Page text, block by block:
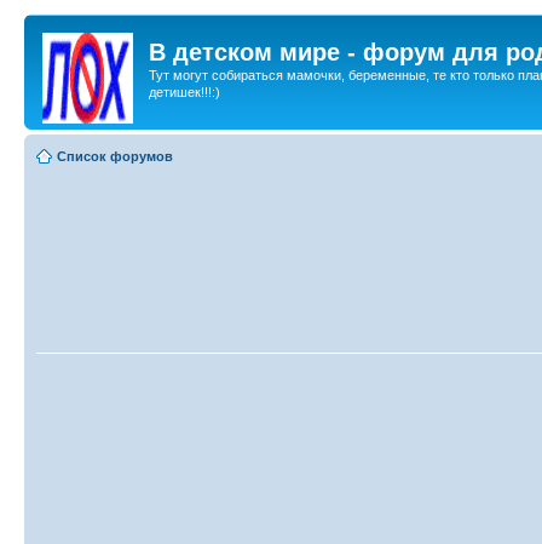
В детском мире - форум для
Тут могут собираться мамочки, беременные, те кто только
детишек!!!:)
Список форумов